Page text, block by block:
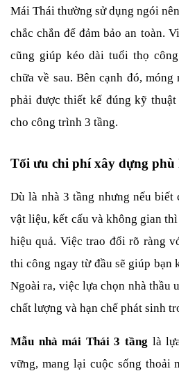
Mái Thái thường sử dụng ngói
chắc chắn để đảm bảo an toàn.
cũng giúp kéo dài tuổi thọ
chữa về sau. Bên cạnh đó,
phải được thiết kế đúng kỹ
cho công trình 3 tầng.
Tối ưu chi phí xây dựng phù
Dù là nhà 3 tầng nhưng nếu biết
vật liệu, kết cấu và không gian
hiệu quả. Việc trao đổi rõ ràng
thi công ngay từ đầu sẽ giúp bạn
Ngoài ra, việc lựa chọn nhà thầu
chất lượng và hạn chế phát sinh
Mẫu nhà mái Thái 3 tầng là
vững, mang lại cuộc sống thoải